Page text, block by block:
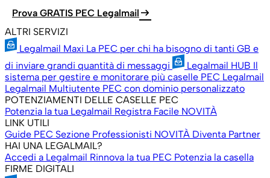
Prova GRATIS PEC Legalmail arrow_right_alt
ALTRI SERVIZI
Legalmail Maxi La PEC per chi ha bisogno di tanti GB e
di inviare grandi quantità di messaggi
Legalmail HUB Il
sistema per gestire e monitorare più caselle PEC Legalmail
Legalmail Multiutente PEC con dominio personalizzato
POTENZIAMENTI DELLE CASELLE PEC
Potenzia la tua Legalmail Registra Facile NOVITÀ
LINK UTILI
Guide PEC Sezione Professionisti NOVITÀ Diventa Partner
HAI UNA LEGALMAIL?
Accedi a Legalmail Rinnova la tua PEC Potenzia la casella
FIRME DIGITALI